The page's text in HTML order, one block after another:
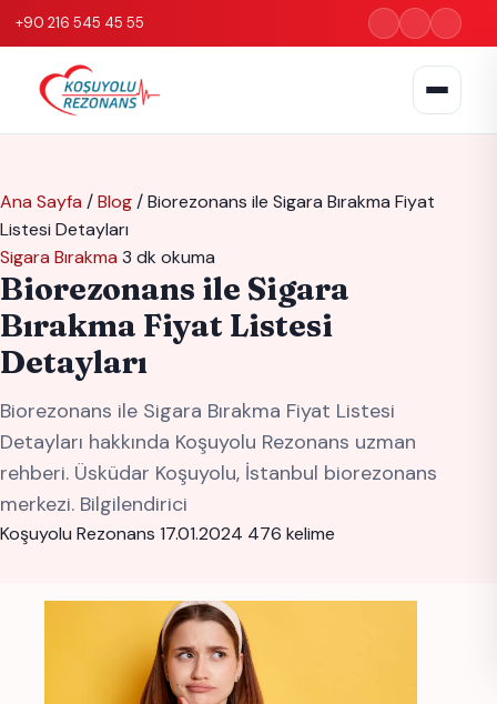
+90 216 545 45 55
Ana Sayfa /Blog/Biorezonans ile Sigara Bırakma Fiyat
Listesi Detayları
Sigara Bırakma 3 dk okuma
Biorezonans ile Sigara
Bırakma Fiyat Listesi
Detayları
Biorezonans ile Sigara Bırakma Fiyat Listesi
Detayları hakkında Koşuyolu Rezonans uzman
rehberi. Üsküdar Koşuyolu, İstanbul biorezonans
merkezi. Bilgilendirici
Koşuyolu Rezonans 17.01.2024 476 kelime